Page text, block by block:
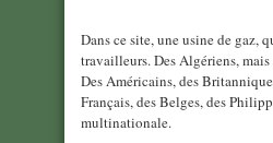
Dans ce site, une usine de gaz,
travailleurs. Des Algériens, mais
Des Américains, des
Français, des Belges, des
multinationale.